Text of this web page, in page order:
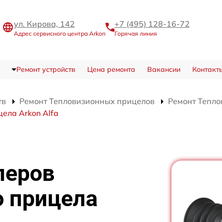
ул. Кирова, 142
Адрес сервисного центра Arkon
+7 (495) 128-16-72
Горячая линия
Ремонт устройств Цена ремонта Вакансии
Ремонт Тепловизионных прицелов
Ремонт
Arkon Alfa
прицела